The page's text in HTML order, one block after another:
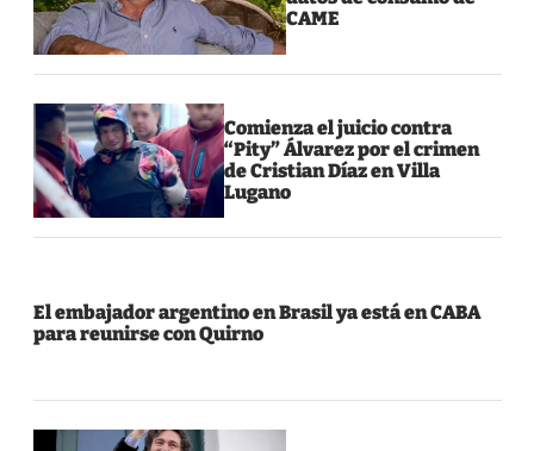
CAME
Comienza el juicio contra
“Pity” Álvarez por el crimen
de Cristian Díaz en Villa
Lugano
El embajador argentino en Brasil ya está en CABA
para reunirse con Quirno